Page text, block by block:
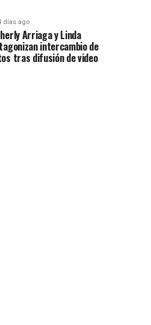
días ago
Arriaga y Linda
intercambio de
tras difusión de video